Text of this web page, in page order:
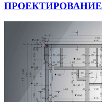
ПРОЕКТИРОВАНИЕ